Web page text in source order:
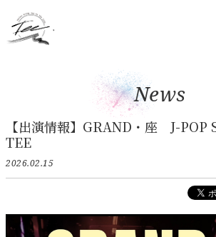
News
【出演情報】GRAND・座 J-
TEE
2026.02.15